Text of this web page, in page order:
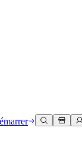
pour n'importe
projets 3D en
Unity gratuitement
Unity